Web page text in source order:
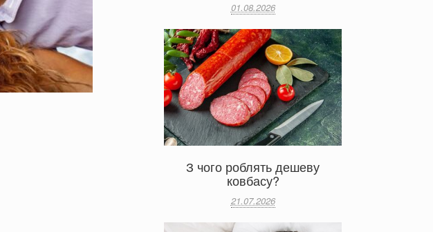
01.08.2026
З чого роблять дешеву
ковбасу?
21.07.2026